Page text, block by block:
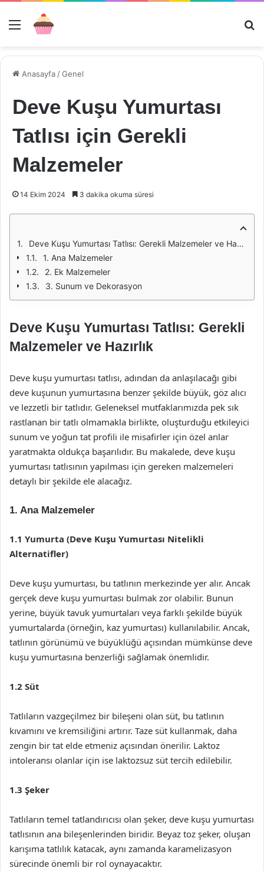
Menü
Anasayfa /Genel
Deve Kuşu Yumurtası
Tatlısı için Gerekli
Malzemeler
14 Ekim 2024 3 dakika okuma süresi
Deve Kuşu Yumurtası Tatlısı: Gerekli Malzemeler ve Hazırlık
1. Ana Malzemeler
2. Ek Malzemeler
3. Sunum ve Dekorasyon
Deve Kuşu Yumurtası Tatlısı: Gerekli
Malzemeler ve Hazırlık
Deve kuşu yumurtası tatlısı, adından da anlaşılacağı gibi
deve kuşunun yumurtasına benzer şekilde büyük, göz alıcı
ve lezzetli bir tatlıdır. Geleneksel mutfaklarımızda pek sık
rastlanan bir tatlı olmamakla birlikte, oluşturduğu etkileyici
sunum ve yoğun tat profili ile misafirler için özel anlar
yaratmakta oldukça başarılıdır. Bu makalede, deve kuşu
yumurtası tatlısının yapılması için gereken malzemeleri
detaylı bir şekilde ele alacağız.
1. Ana Malzemeler
1.1 Yumurta (Deve Kuşu Yumurtası Nitelikli
Alternatifler)
Deve kuşu yumurtası, bu tatlının merkezinde yer alır. Ancak
gerçek deve kuşu yumurtası bulmak zor olabilir. Bunun
yerine, büyük tavuk yumurtaları veya farklı şekilde büyük
yumurtalarda (örneğin, kaz yumurtası) kullanılabilir. Ancak,
tatlının görünümü ve büyüklüğü açısından mümkünse deve
kuşu yumurtasına benzerliği sağlamak önemlidir.
1.2 Süt
Tatlıların vazgeçilmez bir bileşeni olan süt, bu tatlının
kıvamını ve kremsiliğini artırır. Taze süt kullanmak, daha
zengin bir tat elde etmeniz açısından önerilir. Laktoz
intoleransı olanlar için ise laktozsuz süt tercih edilebilir.
1.3 Şeker
Tatlıların temel tatlandırıcısı olan şeker, deve kuşu yumurtası
tatlısının ana bileşenlerinden biridir. Beyaz toz şeker, oluşan
karışıma tatlılık katacak, aynı zamanda karamelizasyon
sürecinde önemli bir rol oynayacaktır.